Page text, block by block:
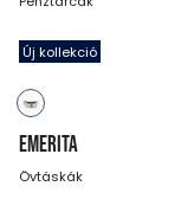
3 990Ft
Új kollekció
EMERITA
Övtáskák